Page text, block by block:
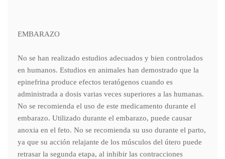
EMBARAZO
No se han realizado estudios adecuados y bien controlados
en humanos. Estudios en animales han demostrado que la
epinefrina produce efectos teratógenos cuando es
administrada a dosis varias veces superiores a las humanas.
No se recomienda el uso de este medicamento durante el
embarazo. Utilizado durante el embarazo, puede causar
anoxia en el feto. No se recomienda su uso durante el parto,
ya que su acción relajante de los músculos del útero puede
retrasar la segunda etapa, al inhibir las contracciones